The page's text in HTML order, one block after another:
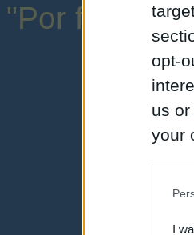
opt-
us
your
I
"Por favor,